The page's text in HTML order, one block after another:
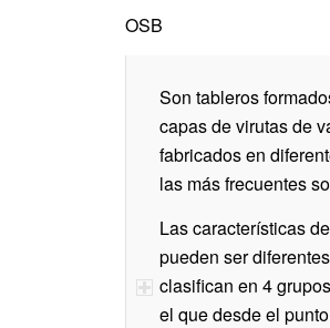
OSB
Son tableros
capas de virutas de
fabricados en
las más frecuentes
Las características
pueden ser
clasifican en 4
el que desde el